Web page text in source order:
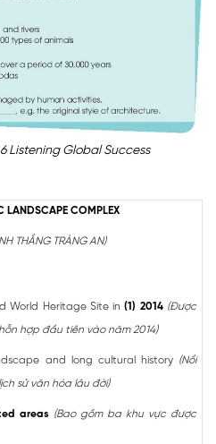
Listening Global Success
LANDSCAPE COMPLEX
THẮNG TRÀNG AN)
World Heritage Site in(1) 2014 (Được
hợp đầu tiên vào năm 2014)
and long cultural history (Nổi
sử văn hóa lâu đời)
areas (Bao gồm ba khu vực được